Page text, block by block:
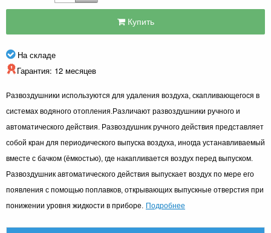
Купить
На складе
Гарантия: 12 месяцев
Развоздушники используются для удаления воздуха, скапливающегося в
системах водяного отопления.Различают развоздушники ручного и
автоматического действия. Развоздушник ручного действия представляет
собой кран для периодического выпуска воздуха, иногда устанавливаемый
вместе с бачком (ёмкостью), где накапливается воздух перед выпуском.
Развоздушник автоматического действия выпускает воздух по мере его
появления с помощью поплавков, открывающих выпускные отверстия при
понижении уровня жидкости в приборе.
Подробнее